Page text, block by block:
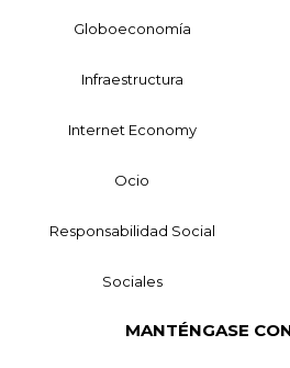
Globoeconomía
Infraestructura
Internet Economy
Ocio
Responsabilidad Social
Sociales
MANTÉNGASE